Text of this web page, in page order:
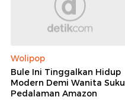
Wolipop
Bule Ini Tinggalkan Hidup
Modern Demi Wanita Suku
Pedalaman Amazon